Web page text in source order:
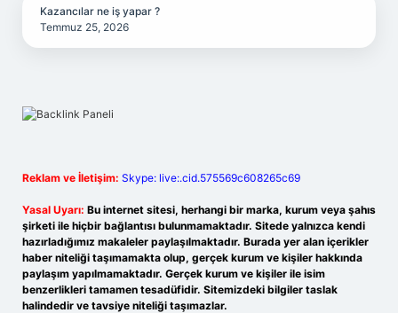
Kazancılar ne iş yapar ?
Temmuz 25, 2026
Reklam ve İletişim: Skype: live:.cid.575569c608265c69
Yasal Uyarı: Bu internet sitesi, herhangi bir marka, kurum veya şahıs
şirketi ile hiçbir bağlantısı bulunmamaktadır. Sitede yalnızca kendi
hazırladığımız makaleler paylaşılmaktadır. Burada yer alan içerikler
haber niteliği taşımamakta olup, gerçek kurum ve kişiler hakkında
paylaşım yapılmamaktadır. Gerçek kurum ve kişiler ile isim
benzerlikleri tamamen tesadüfidir. Sitemizdeki bilgiler taslak
halindedir ve tavsiye niteliği taşımazlar.